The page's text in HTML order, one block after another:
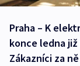
Praha – K
konce ledna
Zákazníci za